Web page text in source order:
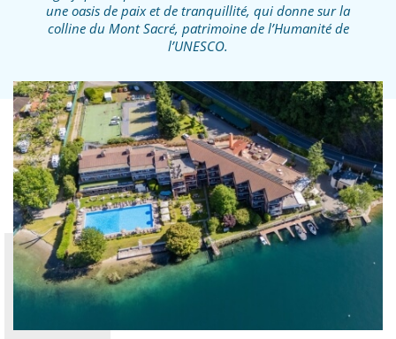
une oasis de paix et de tranquillité, qui donne sur la
colline du Mont Sacré, patrimoine de l’Humanité de
l’UNESCO.